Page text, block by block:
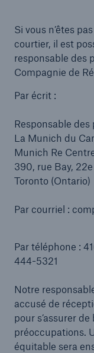
Si vous n’êtes
courtier, il est
responsable des
Compagnie de
Par écrit :
Responsable des
La Munich du
Munich Re
390, rue Bay,
Toronto
Par courriel :
Par téléphone :
444-5321
Notre
accusé de
pour s’assurer
préoccupations.
équitable sera
Ratings by agency
Munich
Standard and
close navigation
Home
Publications
Solutions